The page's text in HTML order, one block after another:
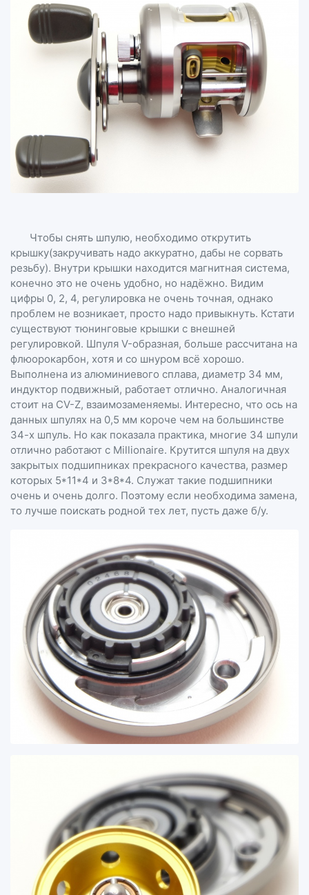
Чтобы снять шпулю, необходимо открутить
крышку(закручивать надо аккуратно, дабы не сорвать
резьбу). Внутри крышки находится магнитная система,
конечно это не очень удобно, но надёжно. Видим
цифры 0, 2, 4, регулировка не очень точная, однако
проблем не возникает, просто надо привыкнуть. Кстати
существуют тюнинговые крышки с внешней
регулировкой. Шпуля V-образная, больше рассчитана на
флюорокарбон, хотя и со шнуром всё хорошо.
Выполнена из алюминиевого сплава, диаметр 34 мм,
индуктор подвижный, работает отлично. Аналогичная
стоит на CV-Z, взаимозаменяемы. Интересно, что ось на
данных шпулях на 0,5 мм короче чем на большинстве
34-х шпуль. Но как показала практика, многие 34 шпули
отлично работают с Millionaire. Крутится шпуля на двух
закрытых подшипниках прекрасного качества, размер
которых 5*11*4 и 3*8*4. Служат такие подшипники
очень и очень долго. Поэтому если необходима замена,
то лучше поискать родной тех лет, пусть даже б/у.